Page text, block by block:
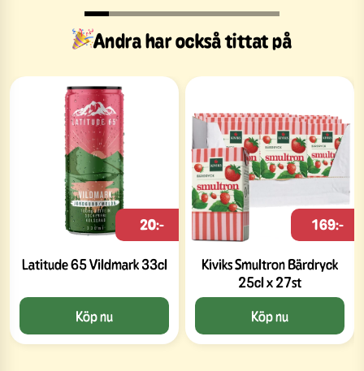
Andra har också tittat på
Latitude 65 Vildmark 33cl
20:-
Köp nu
Kiviks Smultron Bärdryck
25cl x 27st
169:-
Köp nu